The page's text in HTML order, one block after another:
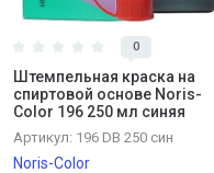
0
Штемпельная краска на
спиртовой основе Noris-
Color 196 250 мл синяя
Артикул: 196 DВ 250 син
Noris-Color